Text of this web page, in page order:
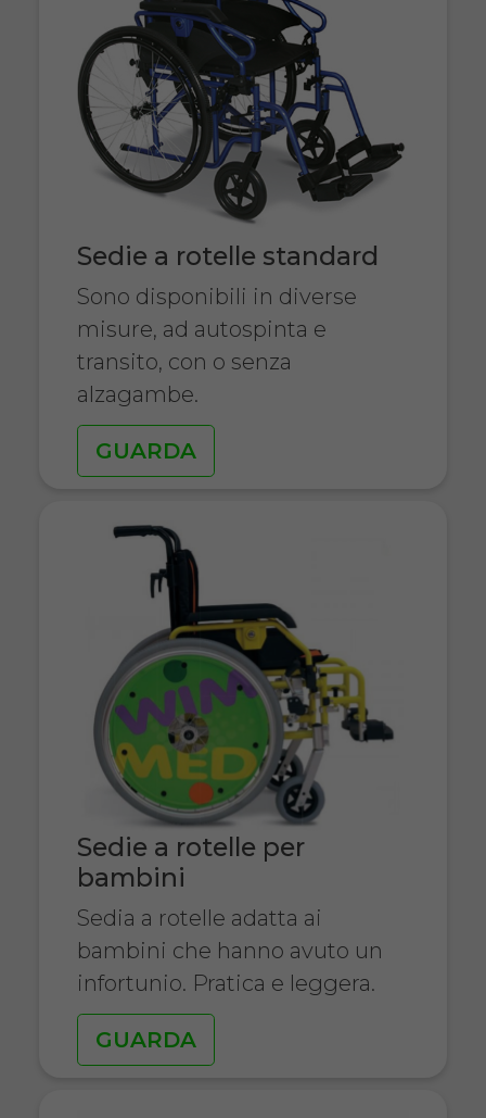
Sedie a rotelle standard
Sono disponibili in diverse
misure, ad autospinta e
transito, con o senza
alzagambe.
GUARDA
Sedie a rotelle per
bambini
Sedia a rotelle adatta ai
bambini che hanno avuto un
infortunio. Pratica e leggera.
GUARDA